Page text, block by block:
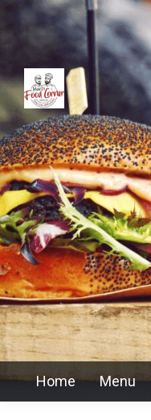
Home Menu